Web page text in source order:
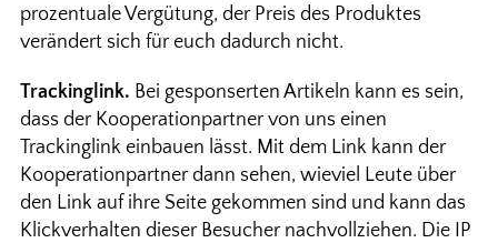
prozentuale Vergütung, der Preis des Produktes
verändert sich für euch dadurch nicht.
Trackinglink. Bei gesponserten Artikeln kann es sein,
dass der Kooperationpartner von uns einen
Trackinglink einbauen lässt. Mit dem Link kann der
Kooperationpartner dann sehen, wieviel Leute über
den Link auf ihre Seite gekommen sind und kann das
Klickverhalten dieser Besucher nachvollziehen. Die IP